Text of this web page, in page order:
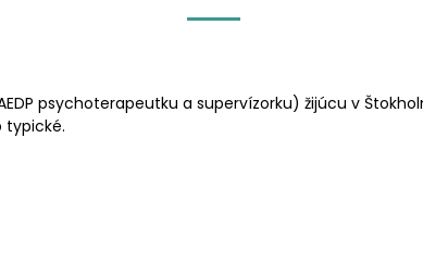
psychoterapeutku a supervízorku) žijúcu v
typické.